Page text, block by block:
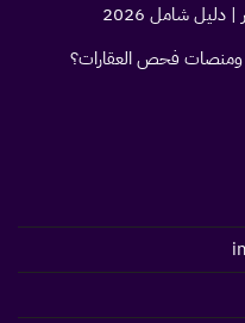
شامل 2026
ومنصات فحص العقارات؟